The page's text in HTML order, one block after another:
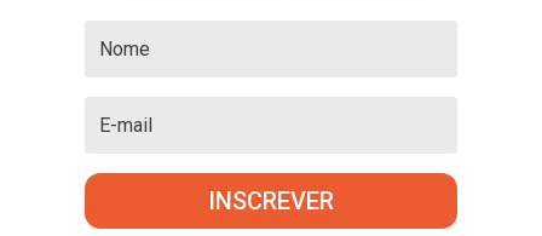
INSCREVER